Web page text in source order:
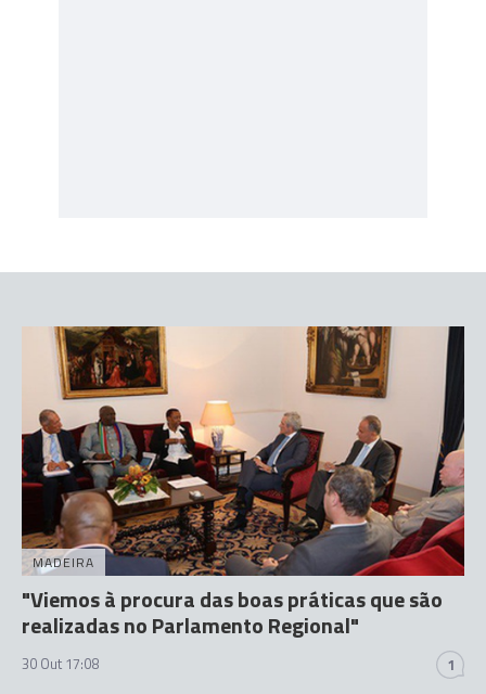
MADEIRA
"Viemos à procura das boas práticas que são
realizadas no Parlamento Regional"
30 Out 17:08 1